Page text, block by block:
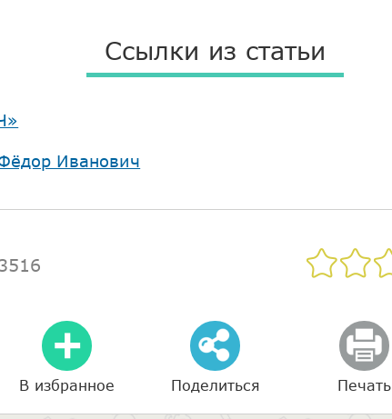
Ссылки из статьи
Иванович
В избранное Поделиться Печать